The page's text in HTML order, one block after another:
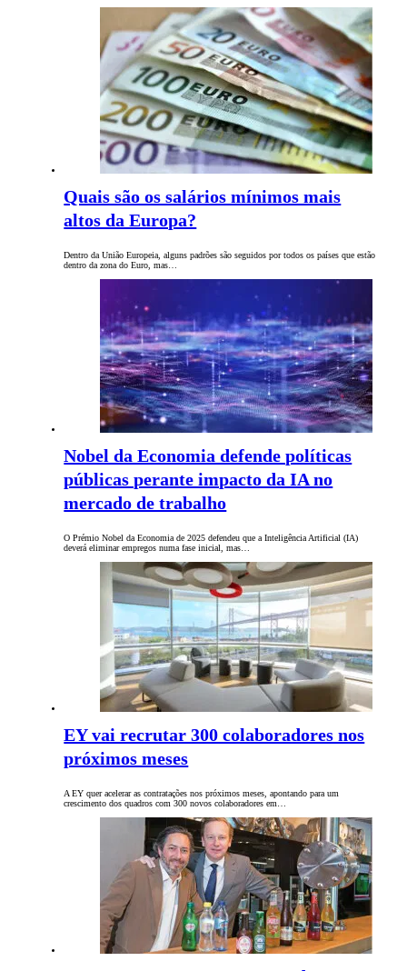
Quais são os salários mínimos mais
altos da Europa?
Dentro da União Europeia, alguns padrões são seguidos por todos os países que estão
dentro da zona do Euro, mas…
Nobel da Economia defende políticas
públicas perante impacto da IA no
mercado de trabalho
O Prémio Nobel da Economia de 2025 defendeu que a Inteligência Artificial (IA)
deverá eliminar empregos numa fase inicial, mas…
EY vai recrutar 300 colaboradores nos
próximos meses
A EY quer acelerar as contratações nos próximos meses, apontando para um
crescimento dos quadros com 300 novos colaboradores em…